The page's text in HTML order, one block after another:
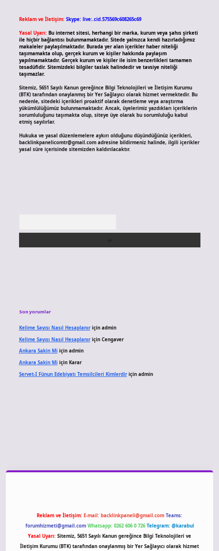
Reklam ve İletişim: Skype: live:.cid.575569c608265c69
Yasal Uyarı: Bu internet sitesi, herhangi bir marka, kurum veya şahıs şirketi
ile hiçbir bağlantısı bulunmamaktadır. Sitede yalnızca kendi hazırladığımız
makaleler paylaşılmaktadır. Burada yer alan içerikler haber niteliği
taşımamakta olup, gerçek kurum ve kişiler hakkında paylaşım
yapılmamaktadır. Gerçek kurum ve kişiler ile isim benzerlikleri tamamen
tesadüfidir. Sitemizdeki bilgiler taslak halindedir ve tavsiye niteliği
taşımazlar.
Sitemiz, 5651 Sayılı Kanun gereğince Bilgi Teknolojileri ve İletişim Kurumu
(BTK) tarafından onaylanmış bir Yer Sağlayıcı olarak hizmet vermektedir. Bu
nedenle, sitedeki içerikleri proaktif olarak denetleme veya araştırma
yükümlülüğümüz bulunmamaktadır. Ancak, üyelerimiz yazdıkları içeriklerin
sorumluluğunu taşımakta olup, siteye üye olarak bu sorumluluğu kabul
etmiş sayılırlar.
Hukuka ve yasal düzenlemelere aykırı olduğunu düşündüğünüz içerikleri,
backlinkpanelicomtr@gmail.comadresine bildirmeniz halinde, ilgili içerikler
yasal süre içerisinde sitemizden kaldırılacaktır.
Son yorumlar
Kelime Sayısı Nasıl Hesaplanıriçin admin
Kelime Sayısı Nasıl Hesaplanıriçin Cengaver
Ankara Sakin Miiçin admin
Ankara Sakin Miiçin Karar
Servet-I Fünun Edebiyatı Temsilcileri Kimlerdiriçin admin
Reklam ve İletişim: E-mail: backlinkpaneli@gmail.com Teams:
forumhizmeti@gmail.com Whatsapp: 0262 606 0 726 Telegram: @karabul
Yasal Uyarı: Sitemiz, 5651 Sayılı Kanun gereğince Bilgi Teknolojileri ve
İletişim Kurumu (BTK) tarafından onaylanmış bir Yer Sağlayıcı olarak hizmet